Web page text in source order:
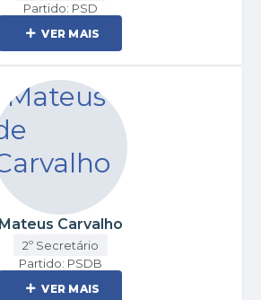
Partido: PSD
VER MAIS
Mateus Carvalho
2º Secretário
Partido: PSDB
VER MAIS